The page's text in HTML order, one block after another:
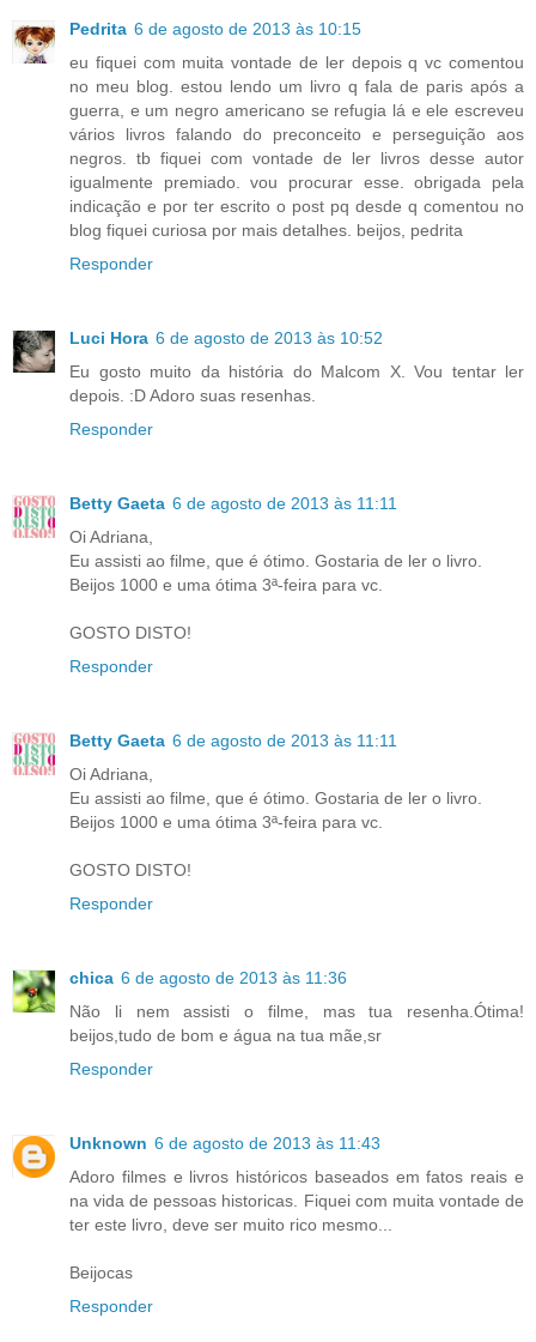
Pedrita 6 de agosto de 2013 às 10:15
eu fiquei com muita vontade de ler depois q vc comentou
no meu blog. estou lendo um livro q fala de paris após a
guerra, e um negro americano se refugia lá e ele escreveu
vários livros falando do preconceito e perseguição aos
negros. tb fiquei com vontade de ler livros desse autor
igualmente premiado. vou procurar esse. obrigada pela
indicação e por ter escrito o post pq desde q comentou no
blog fiquei curiosa por mais detalhes. beijos, pedrita
Responder
Luci Hora 6 de agosto de 2013 às 10:52
Eu gosto muito da história do Malcom X. Vou tentar ler
depois. :D Adoro suas resenhas.
Responder
Betty Gaeta 6 de agosto de 2013 às 11:11
Oi Adriana,
Eu assisti ao filme, que é ótimo. Gostaria de ler o livro.
Beijos 1000 e uma ótima 3ª-feira para vc.
GOSTO DISTO!
Responder
Betty Gaeta 6 de agosto de 2013 às 11:11
Oi Adriana,
Eu assisti ao filme, que é ótimo. Gostaria de ler o livro.
Beijos 1000 e uma ótima 3ª-feira para vc.
GOSTO DISTO!
Responder
chica 6 de agosto de 2013 às 11:36
Não li nem assisti o filme, mas tua resenha.Ótima!
beijos,tudo de bom e água na tua mãe,sr
Responder
Unknown 6 de agosto de 2013 às 11:43
Adoro filmes e livros históricos baseados em fatos reais e
na vida de pessoas historicas. Fiquei com muita vontade de
ter este livro, deve ser muito rico mesmo...
Beijocas
Responder